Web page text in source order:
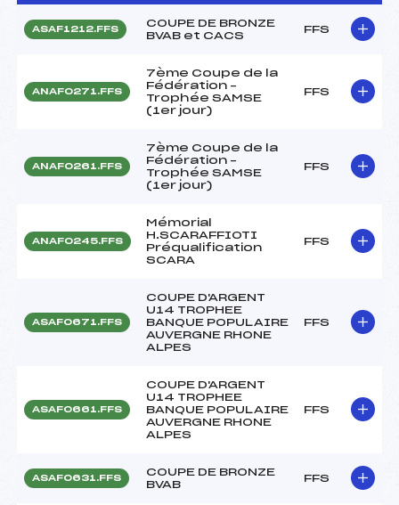
ASAF1212.FFS
COUPE DE BRONZE
BVAB et CACS
FFS
ANAF0271.FFS
7ème Coupe de la
Fédération –
Trophée SAMSE
(1er jour)
FFS
ANAF0261.FFS
7ème Coupe de la
Fédération –
Trophée SAMSE
(1er jour)
FFS
ANAF0245.FFS
Mémorial
H.SCARAFFIOTI
Préqualification
SCARA
FFS
ASAF0671.FFS
COUPE D'ARGENT
U14 TROPHEE
BANQUE POPULAIRE
AUVERGNE RHONE
ALPES
FFS
ASAF0661.FFS
COUPE D'ARGENT
U14 TROPHEE
BANQUE POPULAIRE
AUVERGNE RHONE
ALPES
FFS
ASAF0631.FFS
COUPE DE BRONZE
BVAB
FFS